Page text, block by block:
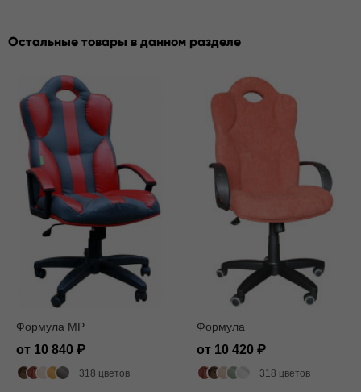
Остальные товары в данном разделе
Формула MP
от 10 840
318 цветов
Формула
от 10 420
318 цветов